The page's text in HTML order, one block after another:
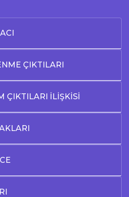
ÇIKTILARI
ÇIKTILARI İLİŞKİSİ